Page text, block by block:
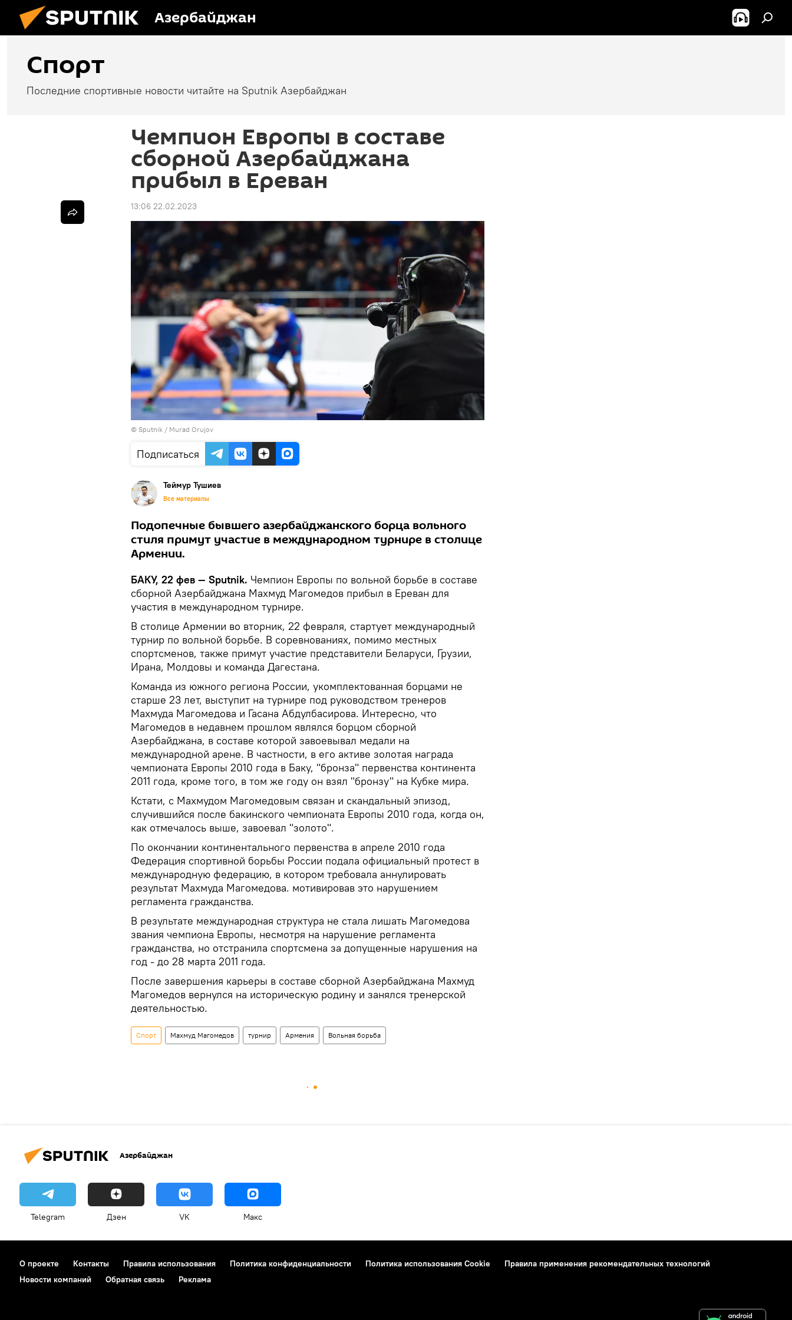
Азербайджан
Спорт
Последние спортивные новости читайте на Sputnik Азербайджан
Чемпион Европы в составе
сборной Азербайджана
прибыл в Ереван
13:06 22.02.2023
© Sputnik / Murad Orujov
Подписаться
Теймур Тушиев
Все материалы
Подопечные бывшего азербайджанского борца вольного
стиля примут участие в международном турнире в столице
Армении.
БАКУ, 22 фев — Sputnik. Чемпион Европы по вольной борьбе в составе
сборной Азербайджана Махмуд Магомедов прибыл в Ереван для
участия в международном турнире.
В столице Армении во вторник, 22 февраля, стартует международный
турнир по вольной борьбе. В соревнованиях, помимо местных
спортсменов, также примут участие представители Беларуси, Грузии,
Ирана, Молдовы и команда Дагестана.
Команда из южного региона России, укомплектованная борцами не
старше 23 лет, выступит на турнире под руководством тренеров
Махмуда Магомедова и Гасана Абдулбасирова. Интересно, что
Магомедов в недавнем прошлом являлся борцом сборной
Азербайджана, в составе которой завоевывал медали на
международной арене. В частности, в его активе золотая награда
чемпионата Европы 2010 года в Баку, "бронза" первенства континента
2011 года, кроме того, в том же году он взял "бронзу" на Кубке мира.
Кстати, с Махмудом Магомедовым связан и скандальный эпизод,
случившийся после бакинского чемпионата Европы 2010 года, когда он,
как отмечалось выше, завоевал "золото".
По окончании континентального первенства в апреле 2010 года
Федерация спортивной борьбы России подала официальный протест в
международную федерацию, в котором требовала аннулировать
результат Махмуда Магомедова. мотивировав это нарушением
регламента гражданства.
В результате международная структура не стала лишать Магомедова
звания чемпиона Европы, несмотря на нарушение регламента
гражданства, но отстранила спортсмена за допущенные нарушения на
год - до 28 марта 2011 года.
После завершения карьеры в составе сборной Азербайджана Махмуд
Магомедов вернулся на историческую родину и занялся тренерской
деятельностью.
Спорт Махмуд Магомедов турнир Армения Вольная борьба
Азербайджан
Telegram Дзен VK Макс
О проекте Контакты Правила использования Политика конфиденциальности Политика использования Cookie
Правила применения рекомендательных технологий
Новости компаний
Обратная связь Реклама